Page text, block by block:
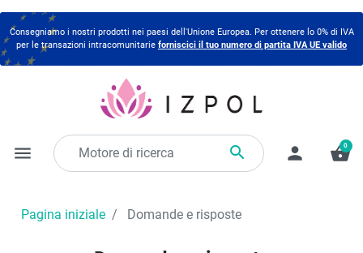
Consegniamo i nostri prodotti nei paesi dell'Unione Europea. Per ottenere lo 0% di IVA
per le transazioni intracomunitarie forniscici il tuo numero di partita IVA UE valido
menu  person shopping_basket
0
Pagina iniziale Domande e risposte